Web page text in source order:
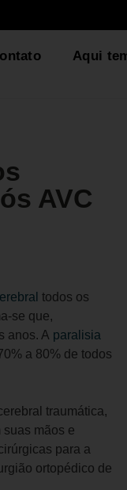
Aqui
AVC
todos os
se que,
anos. A paralisia
a 80% de todos
traumática,
mãos e
para a
ortopédico de